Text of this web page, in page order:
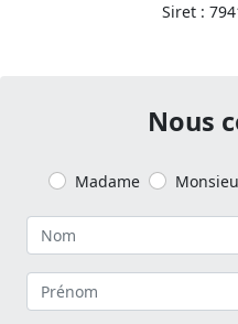
Siret :
Nous
Madame